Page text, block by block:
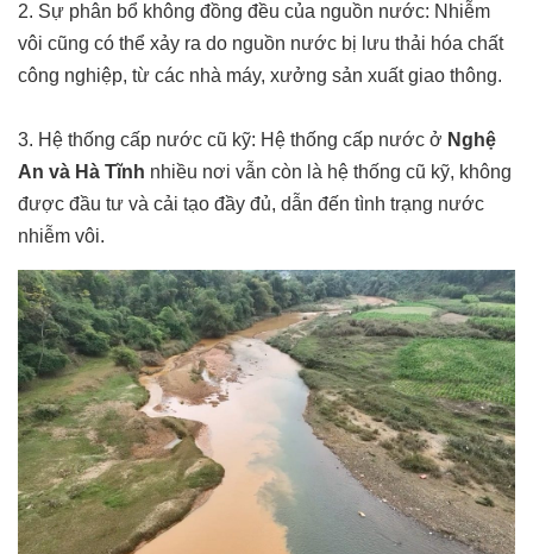
2. Sự phân bổ không đồng đều của nguồn nước: Nhiễm
vôi cũng có thể xảy ra do nguồn nước bị lưu thải hóa chất
công nghiệp, từ các nhà máy, xưởng sản xuất giao thông.
3. Hệ thống cấp nước cũ kỹ: Hệ thống cấp nước ở Nghệ
An và Hà Tĩnh nhiều nơi vẫn còn là hệ thống cũ kỹ, không
được đầu tư và cải tạo đầy đủ, dẫn đến tình trạng nước
nhiễm vôi.